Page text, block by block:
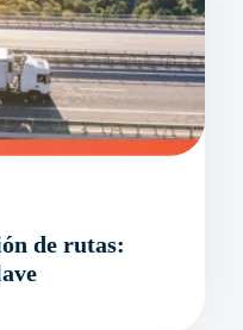
de rutas: